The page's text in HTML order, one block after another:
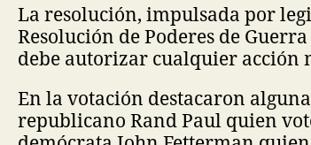
La resolución, impulsada por
Resolución de Poderes de
debe autorizar cualquier
En la votación destacaron
republicano Rand Paul quien